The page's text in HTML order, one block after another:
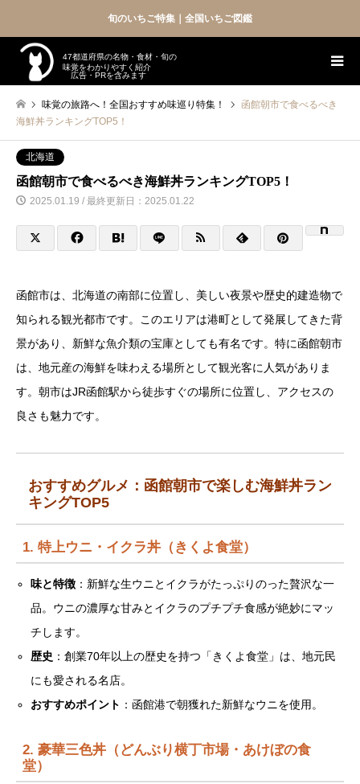
旬のいちご特集｜全国いちご図鑑
47都道府県の名物・食材・旬の
味覚をわかりやすく紹介
広告・PRを含みます
味覚の旅路へ！全国おすすめ味巡り特集！
函館朝市で食べるべき
海鮮丼ランキングTOP5！
北海道
函館朝市で食べるべき海鮮丼ランキングTOP5！
2025.01.19 / 最終更新日：2025.01.22
函館市は、北海道の南部に位置し、美しい夜景や歴史的建造物で
知られる観光都市です。このエリアは港町として発展してきた背
景があり、新鮮な魚介類の宝庫としても有名です。特に函館朝市
は、地元産の海鮮を味わえる場所として観光客に人気がありま
す。朝市はJR函館駅から徒歩すぐの場所に位置し、アクセスの
良さも魅力です。
おすすめグルメ：函館朝市で楽しむ海鮮丼ラン
キングTOP5
1. 特上ウニ・イクラ丼（きくよ食堂）
味と特徴 ：新鮮な生ウニとイクラがたっぷりのった贅沢な一
品。ウニの濃厚な甘みとイクラのプチプチ食感が絶妙にマッ
チします。
歴史 ：創業70年以上の歴史を持つ「きくよ食堂」は、地元民
にも愛される名店。
おすすめポイント ：函館港で朝獲れた新鮮なウニを使用。
2. 豪華三色丼（どんぶり横丁市場・あけぼの食
堂）